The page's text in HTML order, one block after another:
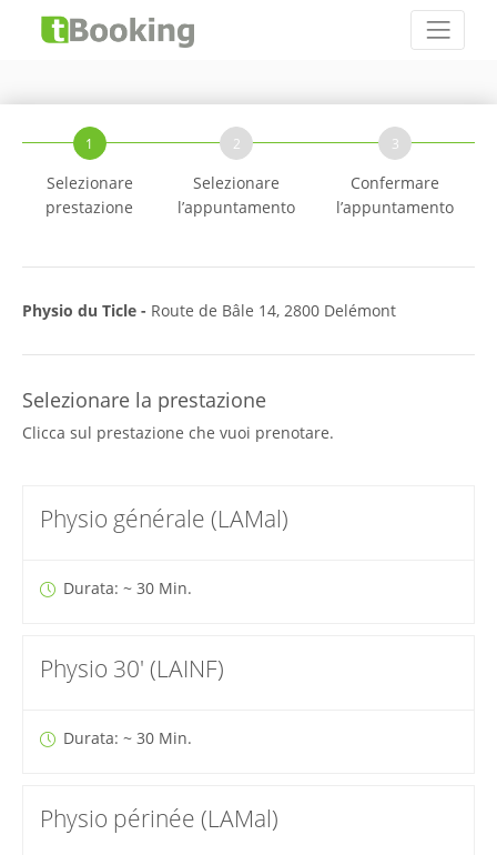
1
Selezionare
prestazione
2
Selezionare
l’appuntamento
3
Confermare
l’appuntamento
Physio du Ticle - Route de Bâle 14, 2800 Delémont
Selezionare la prestazione
Clicca sul prestazione che vuoi prenotare.
Physio générale (LAMal)
Durata: ~ 30 Min.
Physio 30' (LAINF)
Durata: ~ 30 Min.
Physio périnée (LAMal)